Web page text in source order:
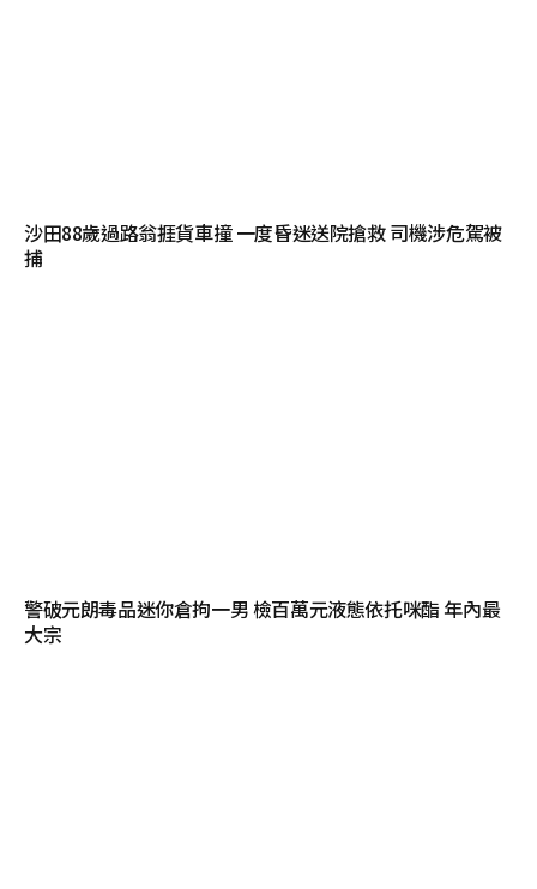
沙田88歲過路翁捱貨車撞 一度昏迷送院搶救 司機涉危駕被
捕
警破元朗毒品迷你倉拘一男 檢百萬元液態依托咪酯 年內最
大宗